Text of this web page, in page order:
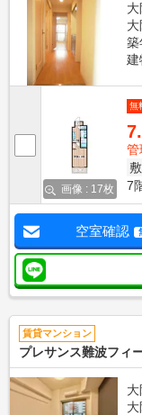
築
建
画像 : 17枚
無
管
敷
7
空室確認
賃貸マンション
プレサンス難波フィ